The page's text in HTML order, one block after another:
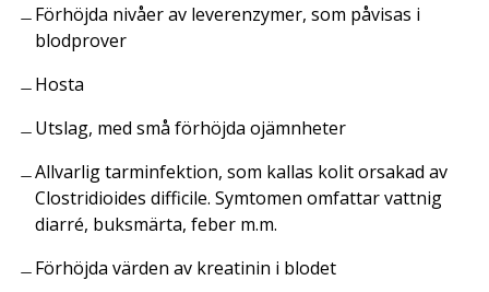
Förhöjda nivåer av leverenzymer, som påvisas i
blodprover
Hosta
Utslag, med små förhöjda ojämnheter
Allvarlig tarminfektion, som kallas kolit orsakad av
Clostridioides difficile. Symtomen omfattar vattnig
diarré, buksmärta, feber m.m.
Förhöjda värden av kreatinin i blodet